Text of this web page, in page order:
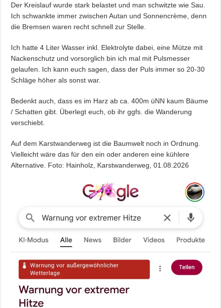
Der Kreislauf wurde stark belastet und man schwitzte wie Sau.
Ich schwankte immer zwischen Autan und Sonnencrème, denn
die Bremsen waren recht schnell zur Stelle.
Ich hatte 4 Liter Wasser inkl. Elektrolyte dabei, eine Mütze mit
Nackenschutz und vorsorglich bin ich mal mit Pulsmesser
gelaufen. Ich kann euch sagen, dass der Puls immer so 20-30
Schläge höher als sonst war.
Bedenkt auch, dass es im Harz ab ca. 400m üNN kaum Bäume
/ Schatten gibt. Überlegt euch, ob ihr ggfs. die Wanderung
verschiebt.
Auf dem Karstwanderweg ist die Baumwelt noch in Ordnung.
Vielleicht wäre das für den ein oder anderen eine kühlere
Alternative. Foto: Hainholz, Karstwanderweg, 01.08.2026